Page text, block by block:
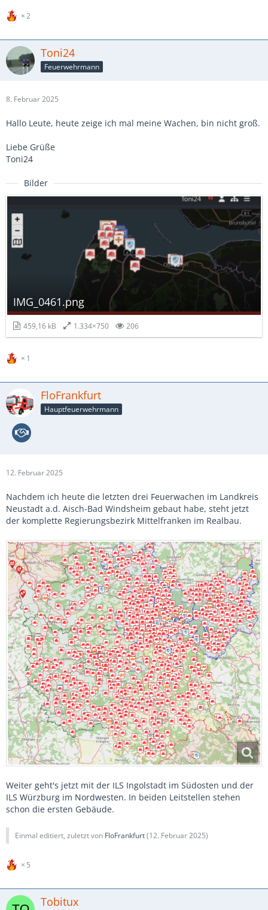
2
Toni24
Feuerwehrmann
8. Februar 2025
Hallo Leute, heute zeige ich mal meine Wachen, bin nicht groß.
Liebe Grüße
Toni24
Bilder
IMG_0461.png
459,16 kB 1.334×750 206
1
FloFrankfurt
Hauptfeuerwehrmann
12. Februar 2025
Nachdem ich heute die letzten drei Feuerwachen im Landkreis
Neustadt a.d. Aisch-Bad Windsheim gebaut habe, steht jetzt
der komplette Regierungsbezirk Mittelfranken im Realbau.
Weiter geht's jetzt mit der ILS Ingolstadt im Südosten und der
ILS Würzburg im Nordwesten. In beiden Leitstellen stehen
schon die ersten Gebäude.
Einmal editiert, zuletzt von FloFrankfurt(12. Februar 2025)
5
Tobitux